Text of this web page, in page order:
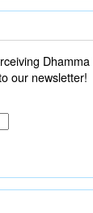
our newsletter!